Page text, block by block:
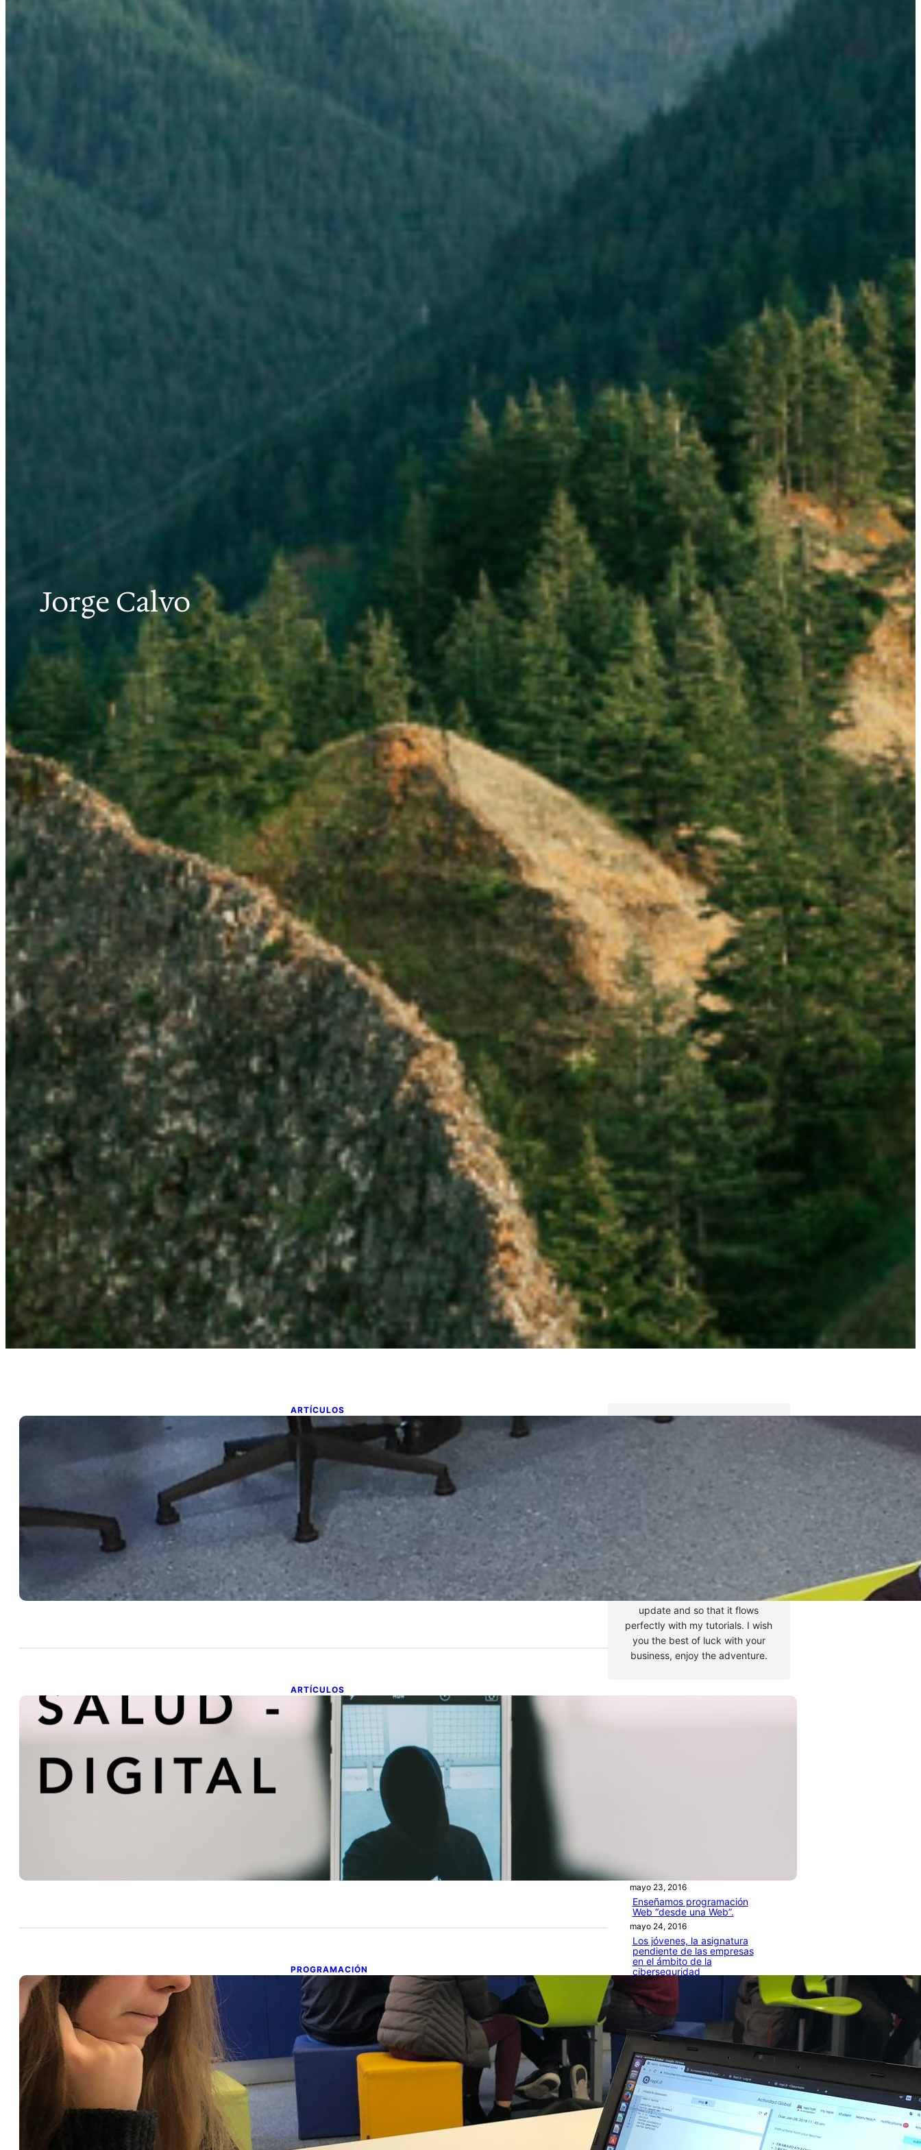
Jorge Calvo
ARTÍCULOS
Salud Digital con Realidad
Aumentada: Nushu
A veces me siento a escribir una experiencia de aula sobre
una metodología o un recurso que hemos…
ARTÍCULOS
Safer Internet Day: Nuestra
privacidad en la red.
4 de febrero de 2019
Hoy son de esos días que se marcan en el calendario para
remarcar algo que debemos tener presente…
PROGRAMACIÓN
Actividades que hacen el aula
diferente: MicroRetos
30 de enero de 2019
Cómo cada día, sigo buscando la mejor manera de enseñar
a mis alumnos conceptos en mis clases y…
Tyler Moore
Hello, my name is Tyler Moore
and with the help of many
people I made this template. I
made it so it is super easy to
update and so that it flows
perfectly with my tutorials. I wish
you the best of luck with your
business, enjoy the adventure.
mayo 23, 2016
Enseñamos programación
Web “desde una Web”.
mayo 24, 2016
Los jóvenes, la asignatura
pendiente de las empresas
en el ámbito de la
ciberseguridad
marzo 10, 2017
MySQL en los Colegios
abril 4, 2017
Categories
ARTÍCULOS
PROGRAMACIÓN